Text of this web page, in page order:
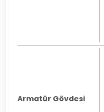
Armatür Gövdesi